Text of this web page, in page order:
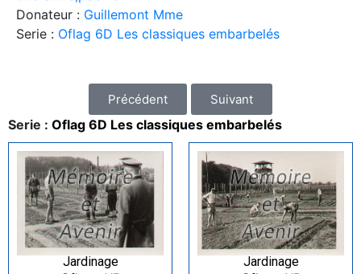
Donateur : Guillemont Mme
Serie : Oflag 6D Les classiques embarbelés
Précédent Suivant
Serie : Oflag 6D Les classiques embarbelés
Jardinage Jardinage